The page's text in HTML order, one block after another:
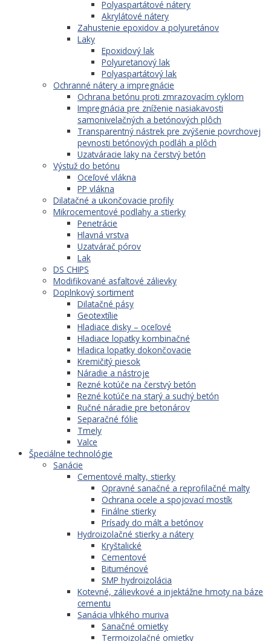
Polyaspartátové nátery
Akrylátové nátery
Zahustenie epoxidov a polyuretánov
Laky
Epoxidový lak
Polyuretanový lak
Polyaspartátový lak
Ochranné nátery a impregnácie
Ochrana betónu proti zmrazovacím cyklom
Impregnácia pre zníženie nasiakavosti
samonivelačných a betónových plôch
Transparentný nástrek pre zvýšenie povrchovej
pevnosti betónových podláh a plôch
Uzatváracie laky na čerstvý betón
Výstuž do betónu
Oceľové vlákna
PP vlákna
Dilatačné a ukončovacie profily
Mikrocementové podlahy a stierky
Penetrácie
Hlavná vrstva
Uzatvárač pórov
Lak
DS CHIPS
Modifikované asfaltové zálievky
Doplnkový sortiment
Dilatačné pásy
Geotextílie
Hladiace disky – oceľové
Hladiace lopatky kombinačné
Hladica lopatky dokončovacie
Kremičitý piesok
Náradie a nástroje
Rezné kotúče na čerstvý betón
Rezné kotúče na starý a suchý betón
Ručné náradie pre betonárov
Separačné fólie
Tmely
Valce
Špeciálne technológie
Sanácie
Cementové malty, stierky
Opravné sanačné a reprofilačné malty
Ochrana ocele a spojovací mostík
Finálne stierky
Prísady do mált a betónov
Hydroizolačné stierky a nátery
Kryštalické
Cementové
Bituménové
SMP hydroizolácia
Kotevné, zálievkové a injektážne hmoty na báze
cementu
Sanácia vlhkého muriva
Sanačné omietky
Termoizolačné omietky